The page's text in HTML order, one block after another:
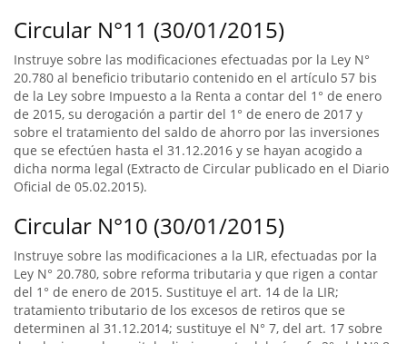
Circular N°11 (30/01/2015)
Instruye sobre las modificaciones efectuadas por la Ley N°
20.780 al beneficio tributario contenido en el artículo 57 bis
de la Ley sobre Impuesto a la Renta a contar del 1° de enero
de 2015, su derogación a partir del 1° de enero de 2017 y
sobre el tratamiento del saldo de ahorro por las inversiones
que se efectúen hasta el 31.12.2016 y se hayan acogido a
dicha norma legal (Extracto de Circular publicado en el Diario
Oficial de 05.02.2015).
Circular N°10 (30/01/2015)
Instruye sobre las modificaciones a la LIR, efectuadas por la
Ley N° 20.780, sobre reforma tributaria y que rigen a contar
del 1° de enero de 2015. Sustituye el art. 14 de la LIR;
tratamiento tributario de los excesos de retiros que se
determinen al 31.12.2014; sustituye el N° 7, del art. 17 sobre